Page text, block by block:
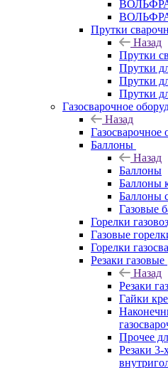
Прутки
Назад
Прутки
Прутки
Прутки
Прутки
Газосварочное
Назад
Газосварочное
Баллоны
Назад
Баллоны
Баллоны
Баллоны
Газовые
Горелки
Газовые
Горелки
Резаки газовые
Назад
Резаки
Гайки
Прочее
Резаки 3-